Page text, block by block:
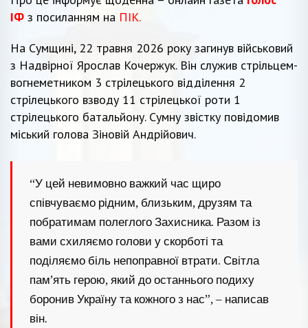
ІФ з посиланням на ПІК.
На Сумщині, 22 травня 2026 року загинув військовий
з Надвірної Ярослав Кочержук. Він служив стрільцем-
вогнеметником 3 стрілецького відділення 2
стрілецького взводу 11 стрілецької роти 1
стрілецького батальйону. Сумну звістку повідомив
міський голова Зіновій Андрійович.
“У цей невимовно важкий час щиро
співчуваємо рідним, близьким, друзям та
побратимам полеглого Захисника. Разом із
вами схиляємо голови у скорботі та
поділяємо біль непоправної втрати. Світла
пам’ять герою, який до останнього подиху
боронив Україну та кожного з нас”, – написав
він.